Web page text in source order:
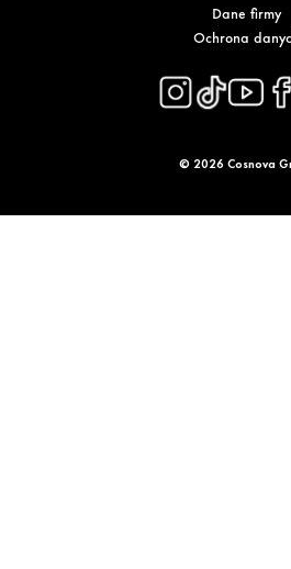
Dane firmy
Ochrona
© 2026 Cosnova